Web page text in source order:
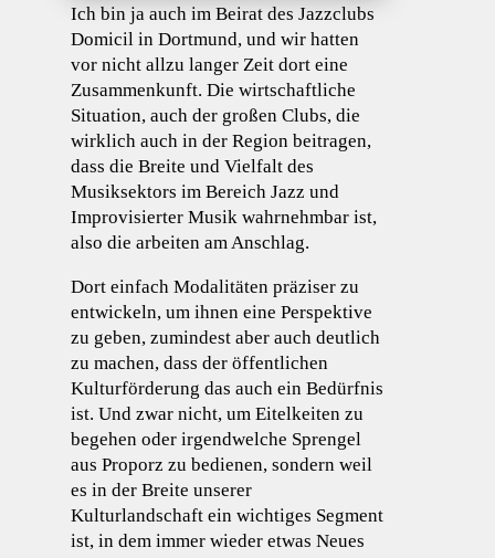
Ich bin ja auch im Beirat des Jazzclubs
Domicil in Dortmund, und wir hatten
vor nicht allzu langer Zeit dort eine
Zusammenkunft. Die wirtschaftliche
Situation, auch der großen Clubs, die
wirklich auch in der Region beitragen,
dass die Breite und Vielfalt des
Musiksektors im Bereich Jazz und
Improvisierter Musik wahrnehmbar ist,
also die arbeiten am Anschlag.
Dort einfach Modalitäten präziser zu
entwickeln, um ihnen eine Perspektive
zu geben, zumindest aber auch deutlich
zu machen, dass der öffentlichen
Kulturförderung das auch ein Bedürfnis
ist. Und zwar nicht, um Eitelkeiten zu
begehen oder irgendwelche Sprengel
aus Proporz zu bedienen, sondern weil
es in der Breite unserer
Kulturlandschaft ein wichtiges Segment
ist, in dem immer wieder etwas Neues